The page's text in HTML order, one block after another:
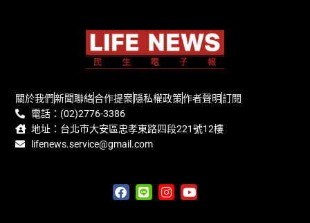
關於我們新聞聯絡合作提案隱私權政策作者聲明訂閱
電話：(02)2776-3386
地址：台北市大安區忠孝東路四段221號12樓
lifenews.service@gmail.com